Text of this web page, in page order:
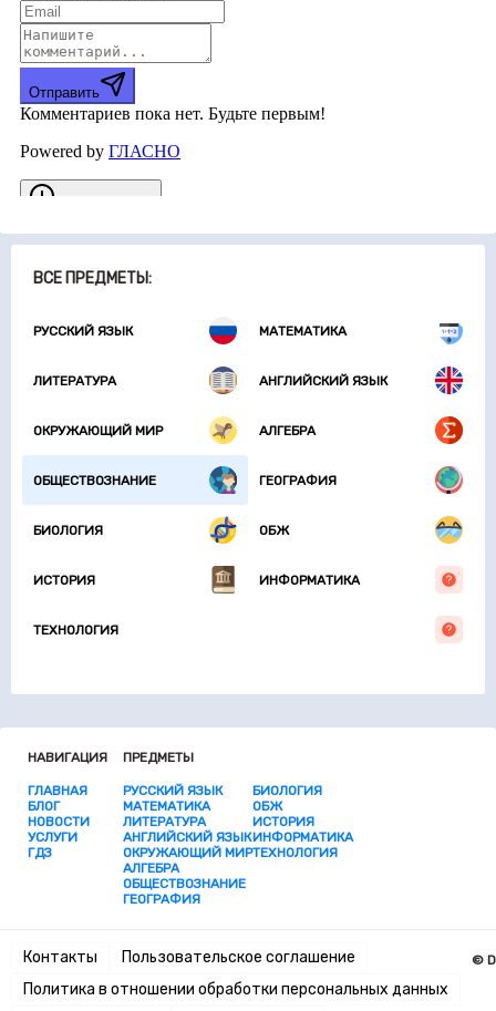
ВСЕ ПРЕДМЕТЫ:
РУССКИЙ ЯЗЫК МАТЕМАТИКА
ЛИТЕРАТУРА АНГЛИЙСКИЙ ЯЗЫК
ОКРУЖАЮЩИЙ МИР АЛГЕБРА
ОБЩЕСТВОЗНАНИЕ ГЕОГРАФИЯ
БИОЛОГИЯ ОБЖ
ИСТОРИЯ ИНФОРМАТИКА
ТЕХНОЛОГИЯ
НАВИГАЦИЯ
ГЛАВНАЯ
БЛОГ
НОВОСТИ
УСЛУГИ
ГДЗ
ПРЕДМЕТЫ
РУССКИЙ ЯЗЫК
МАТЕМАТИКА
ЛИТЕРАТУРА
АНГЛИЙСКИЙ ЯЗЫК
ОКРУЖАЮЩИЙ МИР
АЛГЕБРА
ОБЩЕСТВОЗНАНИЕ
ГЕОГРАФИЯ
БИОЛОГИЯ
ОБЖ
ИСТОРИЯ
ИНФОРМАТИКА
ТЕХНОЛОГИЯ
Контакты
Пользовательское соглашение
Политика в отношении обработки персональных данных
©